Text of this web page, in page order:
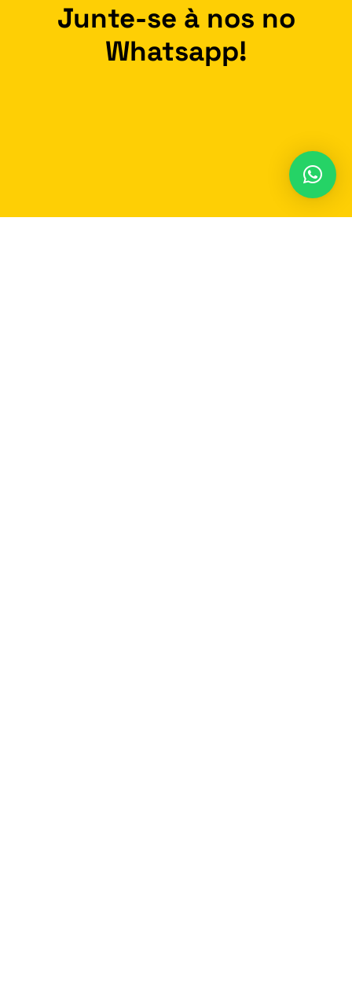
Junte-se à nos no
Whatsapp!